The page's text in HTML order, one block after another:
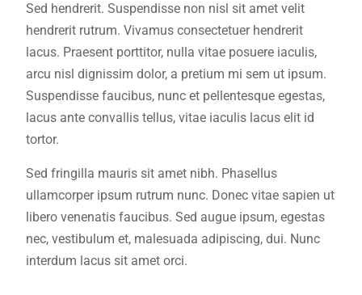
Sed hendrerit. Suspendisse non nisl sit amet velit
hendrerit rutrum. Vivamus consectetuer hendrerit
lacus. Praesent porttitor, nulla vitae posuere iaculis,
arcu nisl dignissim dolor, a pretium mi sem ut ipsum.
Suspendisse faucibus, nunc et pellentesque egestas,
lacus ante convallis tellus, vitae iaculis lacus elit id
tortor.
Sed fringilla mauris sit amet nibh. Phasellus
ullamcorper ipsum rutrum nunc. Donec vitae sapien ut
libero venenatis faucibus. Sed augue ipsum, egestas
nec, vestibulum et, malesuada adipiscing, dui. Nunc
interdum lacus sit amet orci.